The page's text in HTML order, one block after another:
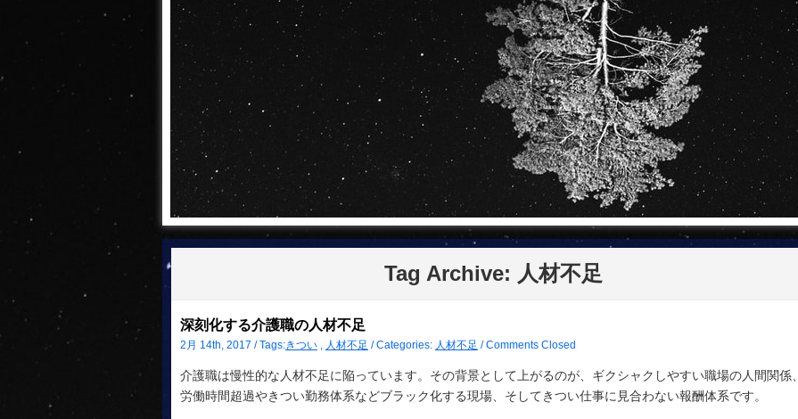
Tag Archive: 人材不足
深刻化する介護職の人材不足
2月 14th, 2017 / Tags:きつい , 人材不足 / Categories: 人材不足 /Comments Closed
介護職は慢性的な人材不足に陥っています。その背景として上がるのが、ギクシャクしやすい職場の人間関係、
労働時間超過やきつい勤務体系などブラック化する現場、そしてきつい仕事に見合わない報酬体系です。